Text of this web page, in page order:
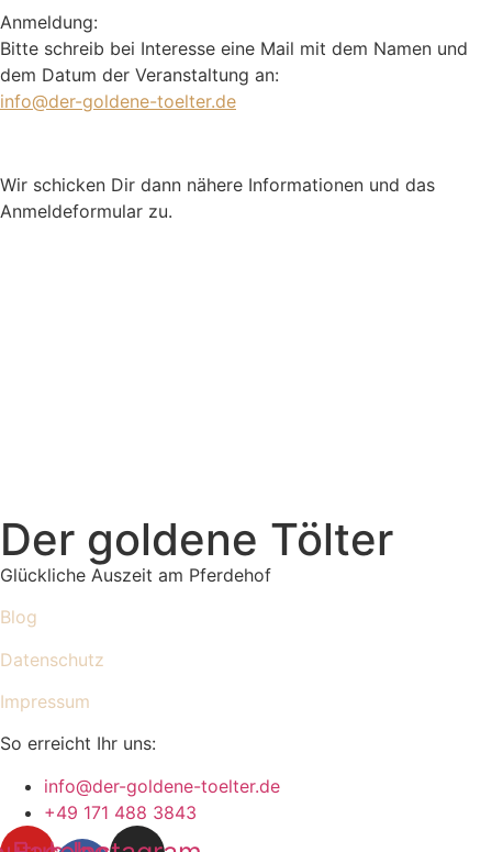
Anmeldung:
Bitte schreib bei Interesse eine Mail mit dem Namen und
dem Datum der Veranstaltung an:
info@der-goldene-toelter.de
Wir schicken Dir dann nähere Informationen und das
Anmeldeformular zu.
Der goldene Tölter
Glückliche Auszeit am Pferdehof
Blog
Datenschutz
Impressum
So erreicht Ihr uns:
info@der-goldene-toelter.de
+49 171 488 3843